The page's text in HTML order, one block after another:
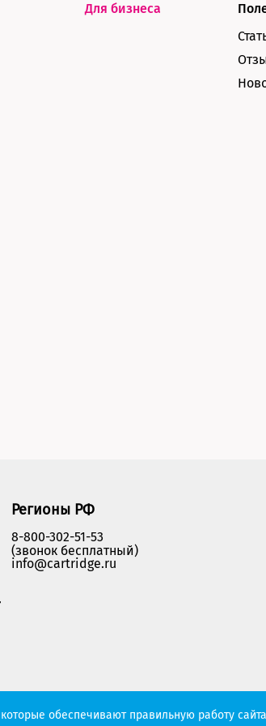
Для бизнеса
Регионы РФ
8-800-302-51-53
(звонок бесплатный)
info@cartridge.ru
Политика конфиденциальности
обеспечивают правильную работу